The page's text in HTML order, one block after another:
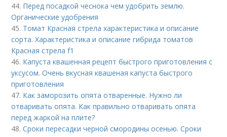
44. Перед посадкой чеснока чем удобрить землю.
Органические удобрения
45. Томат Красная стрела характеристика и описание
сорта. Характеристика и описание гибрида томатов
Красная стрела f1
46. Капуста квашенная рецепт быстрого приготовления с
уксусом. Очень вкусная квашеная капуста быстрого
приготовления
47. Как заморозить опята отваренные. Нужно ли
отваривать опята. Как правильно отваривать опята
перед жаркой на плите?
48.Сроки пересадки черной смородины осенью. Сроки